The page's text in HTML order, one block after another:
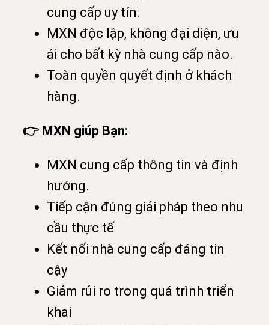
cung cấp uy tín.
MXN độc lập, không đại diện, ưu
ái cho bất kỳ nhà cung cấp nào.
Toàn quyền quyết định ở khách
hàng.
👉 MXN giúp Bạn:
MXN cung cấp thông tin và định
hướng.
Tiếp cận đúng giải pháp theo nhu
cầu thực tế
Kết nối nhà cung cấp đáng tin
cậy
Giảm rủi ro trong quá trình triển
khai